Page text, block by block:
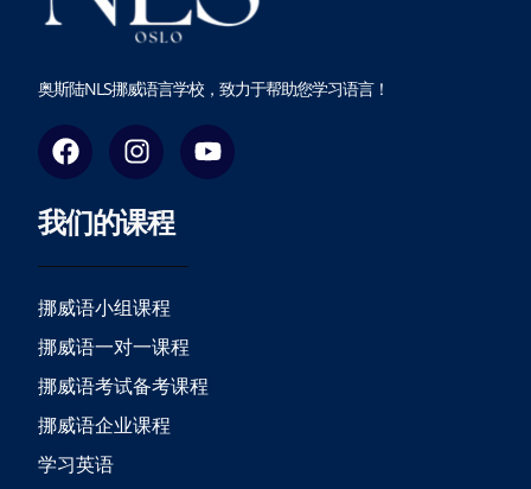
奥斯陆NLS挪威语言学校，致力于帮助您学习语言！
F
a
c
e
b
o
o
k
I
n
s
t
a
g
r
a
m
Y
o
u
我们的课程
挪威语小组课程
挪威语一对一课程
挪威语考试备考课程
挪威语企业课程
学习英语